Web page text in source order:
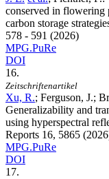
conserved in flowering
carbon storage
578 - 591 (2026)
MPG.PuRe
DOI
16.
Zeitschriftenartikel
Xu, R.; Ferguson, J.;
Generalizability and
using hyperspectral
Reports 16, 5865
MPG.PuRe
DOI
17.